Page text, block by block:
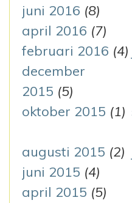
juni 2016 (8)
april 2016 (7)
februari 2016 (4)
december
2015 (5)
oktober 2015 (1)
augusti 2015 (2)
juni 2015 (4)
april 2015 (5)